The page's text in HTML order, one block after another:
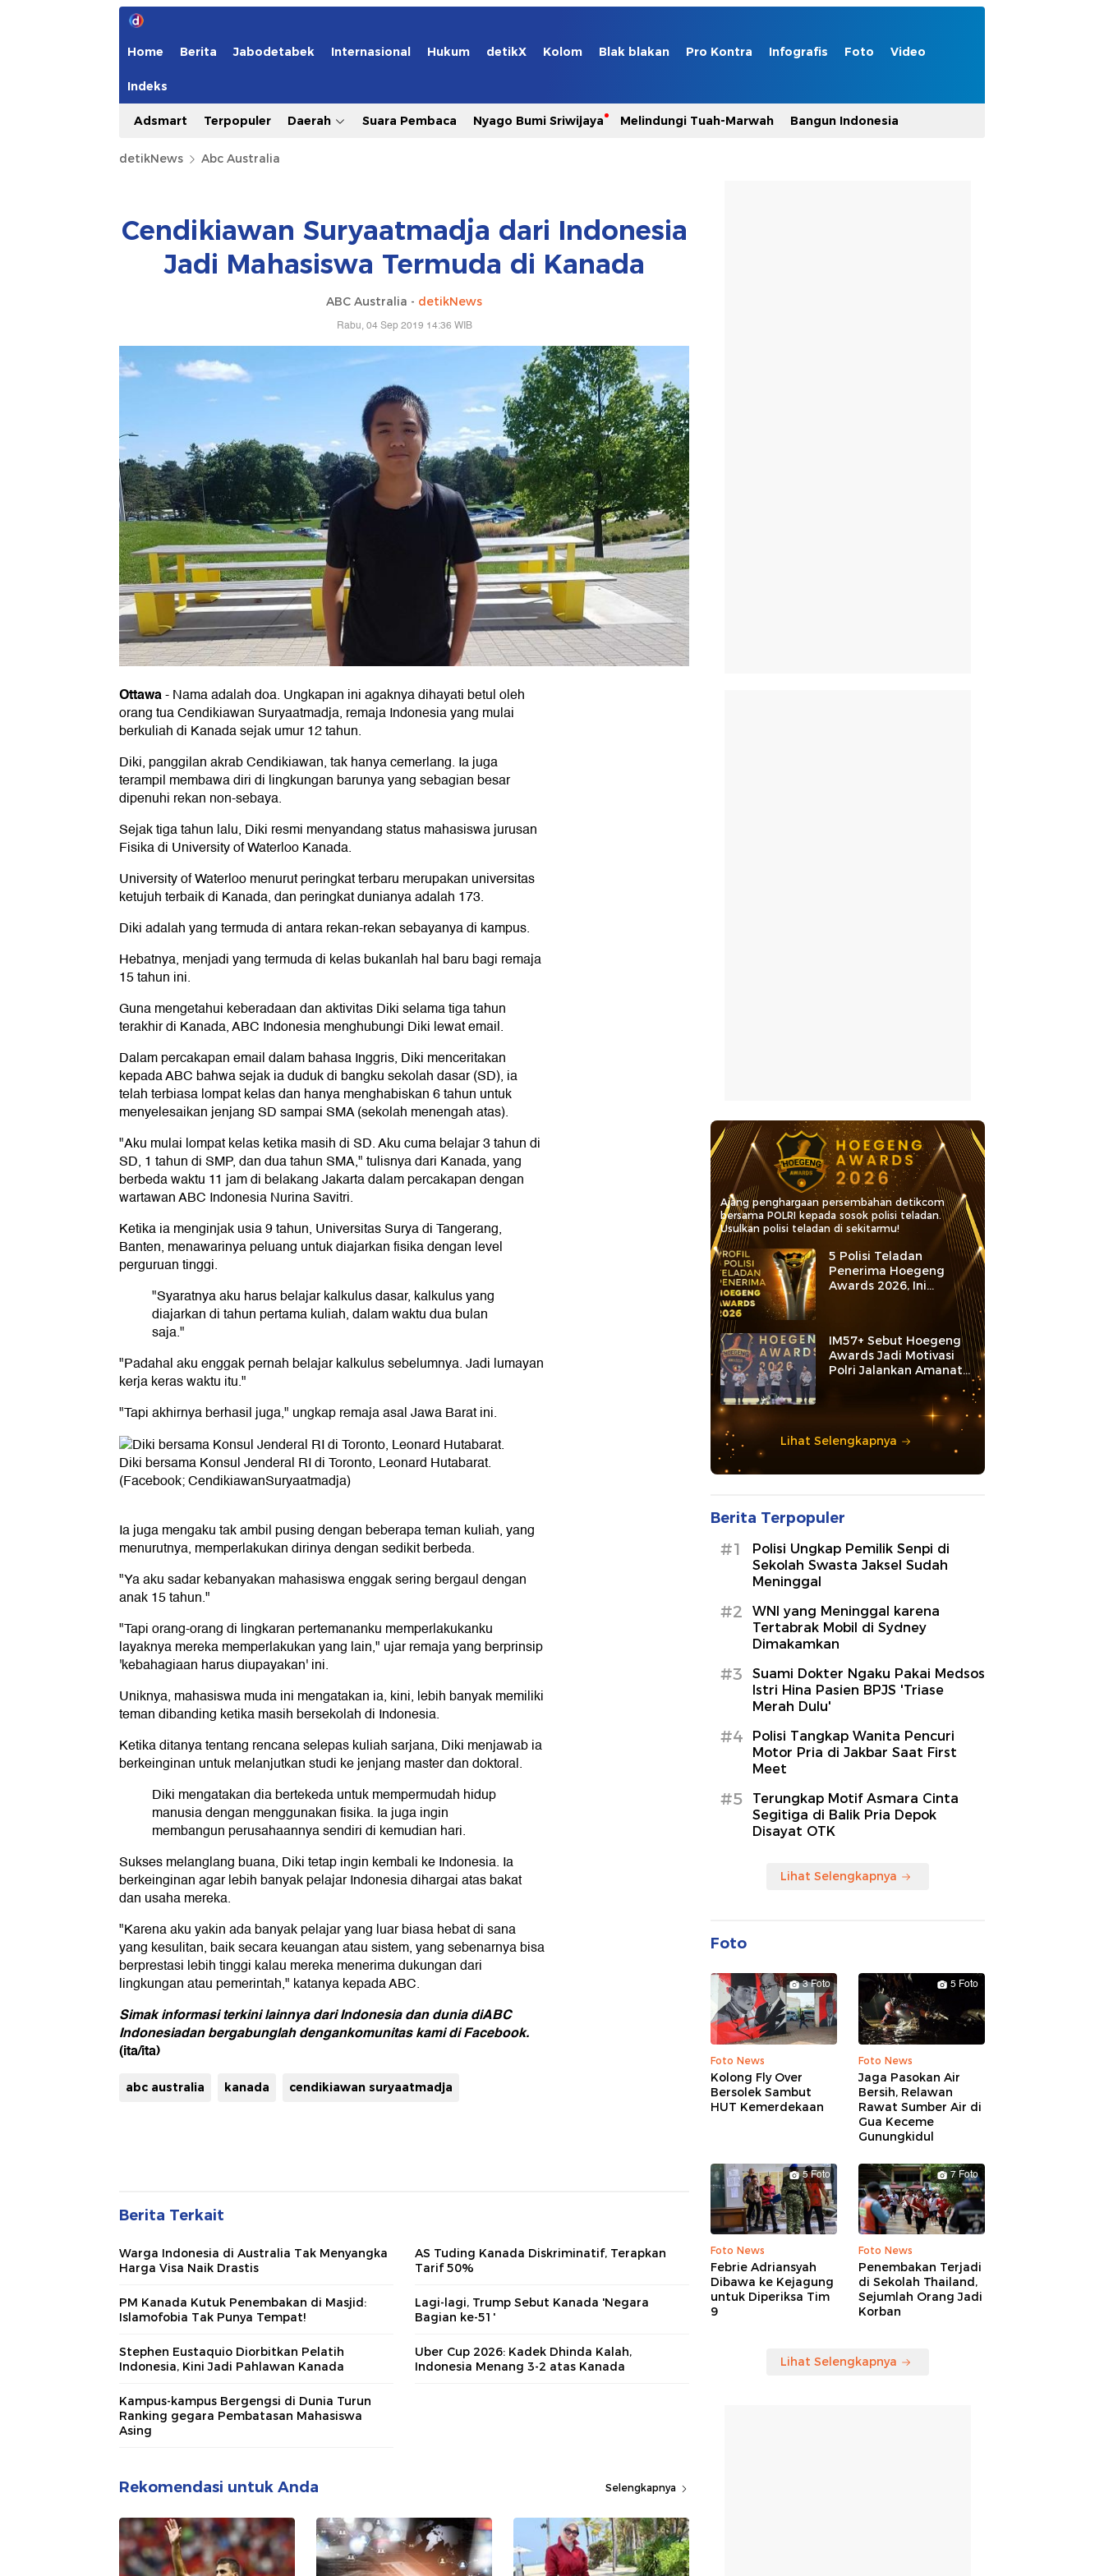
Home Berita Jabodetabek Internasional Hukum detikX Kolom Blak blakan Pro Kontra Infografis Foto Video
Indeks
Adsmart Terpopuler Daerah Suara Pembaca Nyago Bumi Sriwijaya Melindungi Tuah-Marwah Bangun Indonesia
detikNews Abc Australia
Cendikiawan Suryaatmadja dari Indonesia
Jadi Mahasiswa Termuda di Kanada
ABC Australia - detikNews
Rabu, 04 Sep 2019 14:36 WIB
Ottawa-Nama adalah doa. Ungkapan ini agaknya dihayati betul oleh
orang tua Cendikiawan Suryaatmadja, remaja Indonesia yang mulai
berkuliah di Kanada sejak umur 12 tahun.
Diki, panggilan akrab Cendikiawan, tak hanya cemerlang. Ia juga
terampil membawa diri di lingkungan barunya yang sebagian besar
dipenuhi rekan non-sebaya.
Sejak tiga tahun lalu, Diki resmi menyandang status mahasiswa jurusan
Fisika di University of Waterloo Kanada.
University of Waterloo menurut peringkat terbaru merupakan universitas
ketujuh terbaik di Kanada, dan peringkat dunianya adalah 173.
Diki adalah yang termuda di antara rekan-rekan sebayanya di kampus.
Hebatnya, menjadi yang termuda di kelas bukanlah hal baru bagi remaja
15 tahun ini.
Guna mengetahui keberadaan dan aktivitas Diki selama tiga tahun
terakhir di Kanada, ABC Indonesia menghubungi Diki lewat email.
Dalam percakapan email dalam bahasa Inggris, Diki menceritakan
kepada ABC bahwa sejak ia duduk di bangku sekolah dasar (SD), ia
telah terbiasa lompat kelas dan hanya menghabiskan 6 tahun untuk
menyelesaikan jenjang SD sampai SMA (sekolah menengah atas).
"Aku mulai lompat kelas ketika masih di SD. Aku cuma belajar 3 tahun di
SD, 1 tahun di SMP, dan dua tahun SMA," tulisnya dari Kanada, yang
berbeda waktu 11 jam di belakang Jakarta dalam percakapan dengan
wartawan ABC Indonesia Nurina Savitri.
Ketika ia menginjak usia 9 tahun, Universitas Surya di Tangerang,
Banten, menawarinya peluang untuk diajarkan fisika dengan level
perguruan tinggi.
"Syaratnya aku harus belajar kalkulus dasar, kalkulus yang
diajarkan di tahun pertama kuliah, dalam waktu dua bulan
saja."
"Padahal aku enggak pernah belajar kalkulus sebelumnya. Jadi lumayan
kerja keras waktu itu."
"Tapi akhirnya berhasil juga," ungkap remaja asal Jawa Barat ini.
Diki bersama Konsul Jenderal RI di Toronto, Leonard Hutabarat.
(Facebook; CendikiawanSuryaatmadja)
Ia juga mengaku tak ambil pusing dengan beberapa teman kuliah, yang
menurutnya, memperlakukan dirinya dengan sedikit berbeda.
"Ya aku sadar kebanyakan mahasiswa enggak sering bergaul dengan
anak 15 tahun."
"Tapi orang-orang di lingkaran pertemananku memperlakukanku
layaknya mereka memperlakukan yang lain," ujar remaja yang berprinsip
'kebahagiaan harus diupayakan' ini.
Uniknya, mahasiswa muda ini mengatakan ia, kini, lebih banyak memiliki
teman dibanding ketika masih bersekolah di Indonesia.
Ketika ditanya tentang rencana selepas kuliah sarjana, Diki menjawab ia
berkeinginan untuk melanjutkan studi ke jenjang master dan doktoral.
Diki mengatakan dia bertekeda untuk mempermudah hidup
manusia dengan menggunakan fisika. Ia juga ingin
membangun perusahaannya sendiri di kemudian hari.
Sukses melanglang buana, Diki tetap ingin kembali ke Indonesia. Ia
berkeinginan agar lebih banyak pelajar Indonesia dihargai atas bakat
dan usaha mereka.
"Karena aku yakin ada banyak pelajar yang luar biasa hebat di sana
yang kesulitan, baik secara keuangan atau sistem, yang sebenarnya bisa
berprestasi lebih tinggi kalau mereka menerima dukungan dari
lingkungan atau pemerintah," katanya kepada ABC.
Simak informasi terkini lainnya dari Indonesia dan dunia diABC
Indonesiadan bergabunglah dengankomunitas kami di Facebook.
(ita/ita)
abc australia kanada cendikiawan suryaatmadja
Berita Terkait
Warga Indonesia di Australia Tak Menyangka
Harga Visa Naik Drastis
AS Tuding Kanada Diskriminatif, Terapkan
Tarif 50%
PM Kanada Kutuk Penembakan di Masjid:
Islamofobia Tak Punya Tempat!
Lagi-lagi, Trump Sebut Kanada 'Negara
Bagian ke-51'
Stephen Eustaquio Diorbitkan Pelatih
Indonesia, Kini Jadi Pahlawan Kanada
Uber Cup 2026: Kadek Dhinda Kalah,
Indonesia Menang 3-2 atas Kanada
Kampus-kampus Bergengsi di Dunia Turun
Ranking gegara Pembatasan Mahasiswa
Asing
Rekomendasi untuk Anda Selengkapnya
Ajang penghargaan persembahan detikcom
bersama POLRI kepada sosok polisi teladan.
Usulkan polisi teladan di sekitarmu!
5 Polisi Teladan
Penerima Hoegeng
Awards 2026, Ini
Kategori dan Kiprahnya
IM57+ Sebut Hoegeng
Awards Jadi Motivasi
Polri Jalankan Amanat
Lihat Selengkapnya
Berita Terpopuler
#1
Polisi Ungkap Pemilik Senpi di
Sekolah Swasta Jaksel Sudah
Meninggal
#2
WNI yang Meninggal karena
Tertabrak Mobil di Sydney
Dimakamkan
#3
Suami Dokter Ngaku Pakai Medsos
Istri Hina Pasien BPJS 'Triase
Merah Dulu'
#4
Polisi Tangkap Wanita Pencuri
Motor Pria di Jakbar Saat First
Meet
#5
Terungkap Motif Asmara Cinta
Segitiga di Balik Pria Depok
Disayat OTK
Lihat Selengkapnya
Foto
3 Foto
Foto News
Kolong Fly Over
Bersolek Sambut
HUT Kemerdekaan
5 Foto
Foto News
Jaga Pasokan Air
Bersih, Relawan
Rawat Sumber Air di
Gua Keceme
Gunungkidul
5 Foto
Foto News
Febrie Adriansyah
Dibawa ke Kejagung
untuk Diperiksa Tim
9
7 Foto
Foto News
Penembakan Terjadi
di Sekolah Thailand,
Sejumlah Orang Jadi
Korban
Lihat Selengkapnya